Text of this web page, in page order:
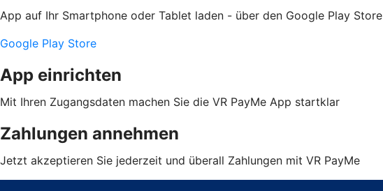
App auf Ihr Smartphone oder Tablet laden - über den Google Play Store
Google Play Store
App einrichten
Mit Ihren Zugangsdaten machen Sie die VR PayMe App startklar
Zahlungen annehmen
Jetzt akzeptieren Sie jederzeit und überall Zahlungen mit VR PayMe